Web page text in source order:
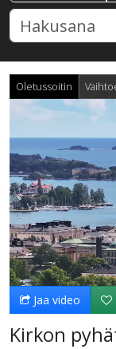
Oletussoitin
Jaa video
Kirkon